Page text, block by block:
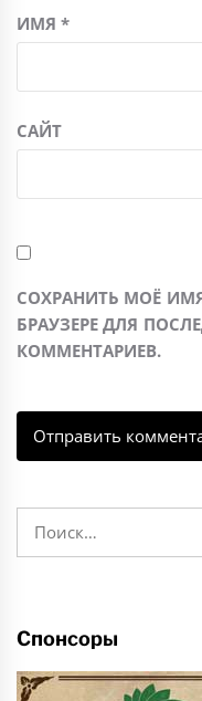
ИМЯ*
САЙТ
СОХРАНИТЬ МОЁ
БРАУЗЕРЕ ДЛЯ
КОММЕНТАРИЕВ.
Найти:
Спонсоры